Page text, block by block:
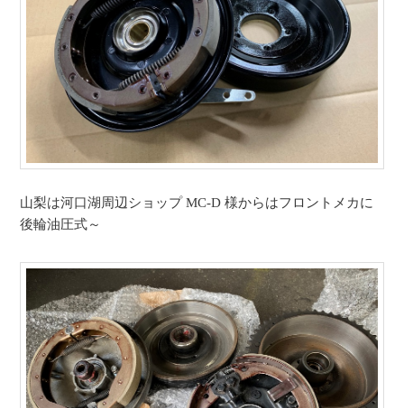
山梨は河口湖周辺ショップ MC-D 様からはフロントメカに
後輪油圧式～